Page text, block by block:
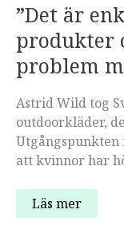
”Det är
produkter
problem
Astrid Wild tog
outdoorkläder,
Utgångspunkten
att kvinnor har
”Det
är
Läs mer